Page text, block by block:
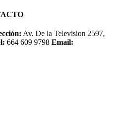
Av. De la Television 2597,
664 609 9798 Email: